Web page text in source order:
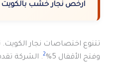
ارخص نجار خشب بالكويت
وفتح الأقفال 5%
2. الشركة